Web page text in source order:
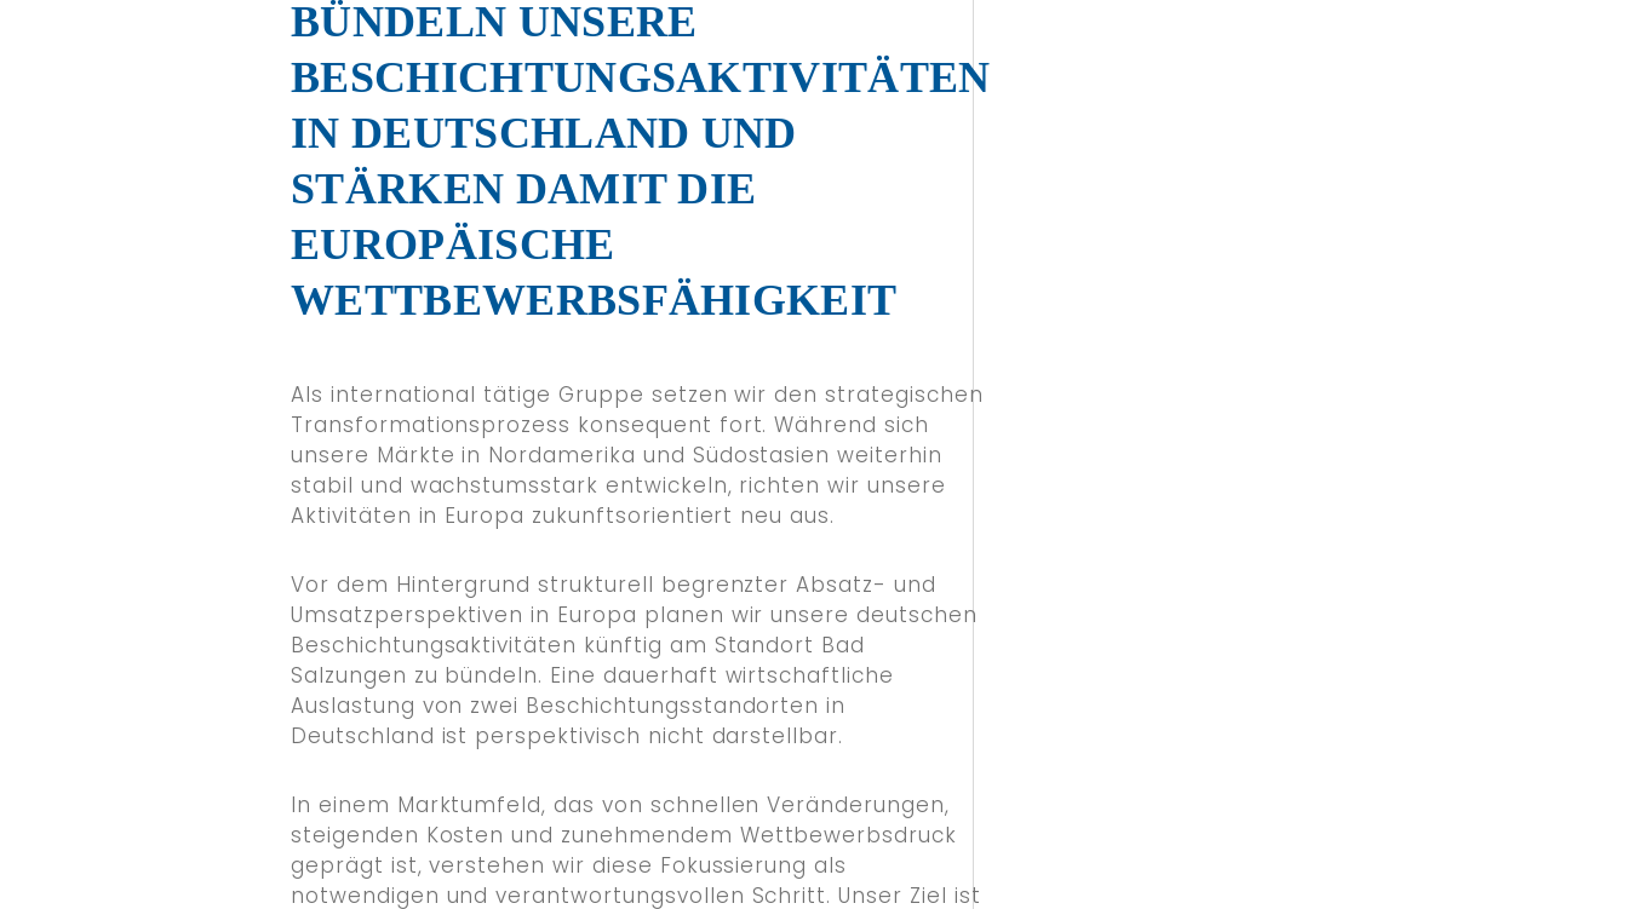
HUEHOCO GmbH
First American Resources
HUEHOCO ACP do Brasil
HUEHOCO China
HUEHOCO India
BÜNDELN UNSERE
BESCHICHTUNGSAKTIVITÄTEN
IN DEUTSCHLAND UND
STÄRKEN DAMIT DIE
EUROPÄISCHE
WETTBEWERBSFÄHIGKEIT
Als international tätige Gruppe setzen wir den strategischen
Transformationsprozess konsequent fort. Während sich
unsere Märkte in Nordamerika und Südostasien weiterhin
stabil und wachstumsstark entwickeln, richten wir unsere
Aktivitäten in Europa zukunftsorientiert neu aus.
Vor dem Hintergrund strukturell begrenzter Absatz- und
Umsatzperspektiven in Europa planen wir unsere deutschen
Beschichtungsaktivitäten künftig am Standort Bad
Salzungen zu bündeln. Eine dauerhaft wirtschaftliche
Auslastung von zwei Beschichtungsstandorten in
Deutschland ist perspektivisch nicht darstellbar.
In einem Marktumfeld, das von schnellen Veränderungen,
steigenden Kosten und zunehmendem Wettbewerbsdruck
geprägt ist, verstehen wir diese Fokussierung als
notwendigen und verantwortungsvollen Schritt. Unser Ziel ist